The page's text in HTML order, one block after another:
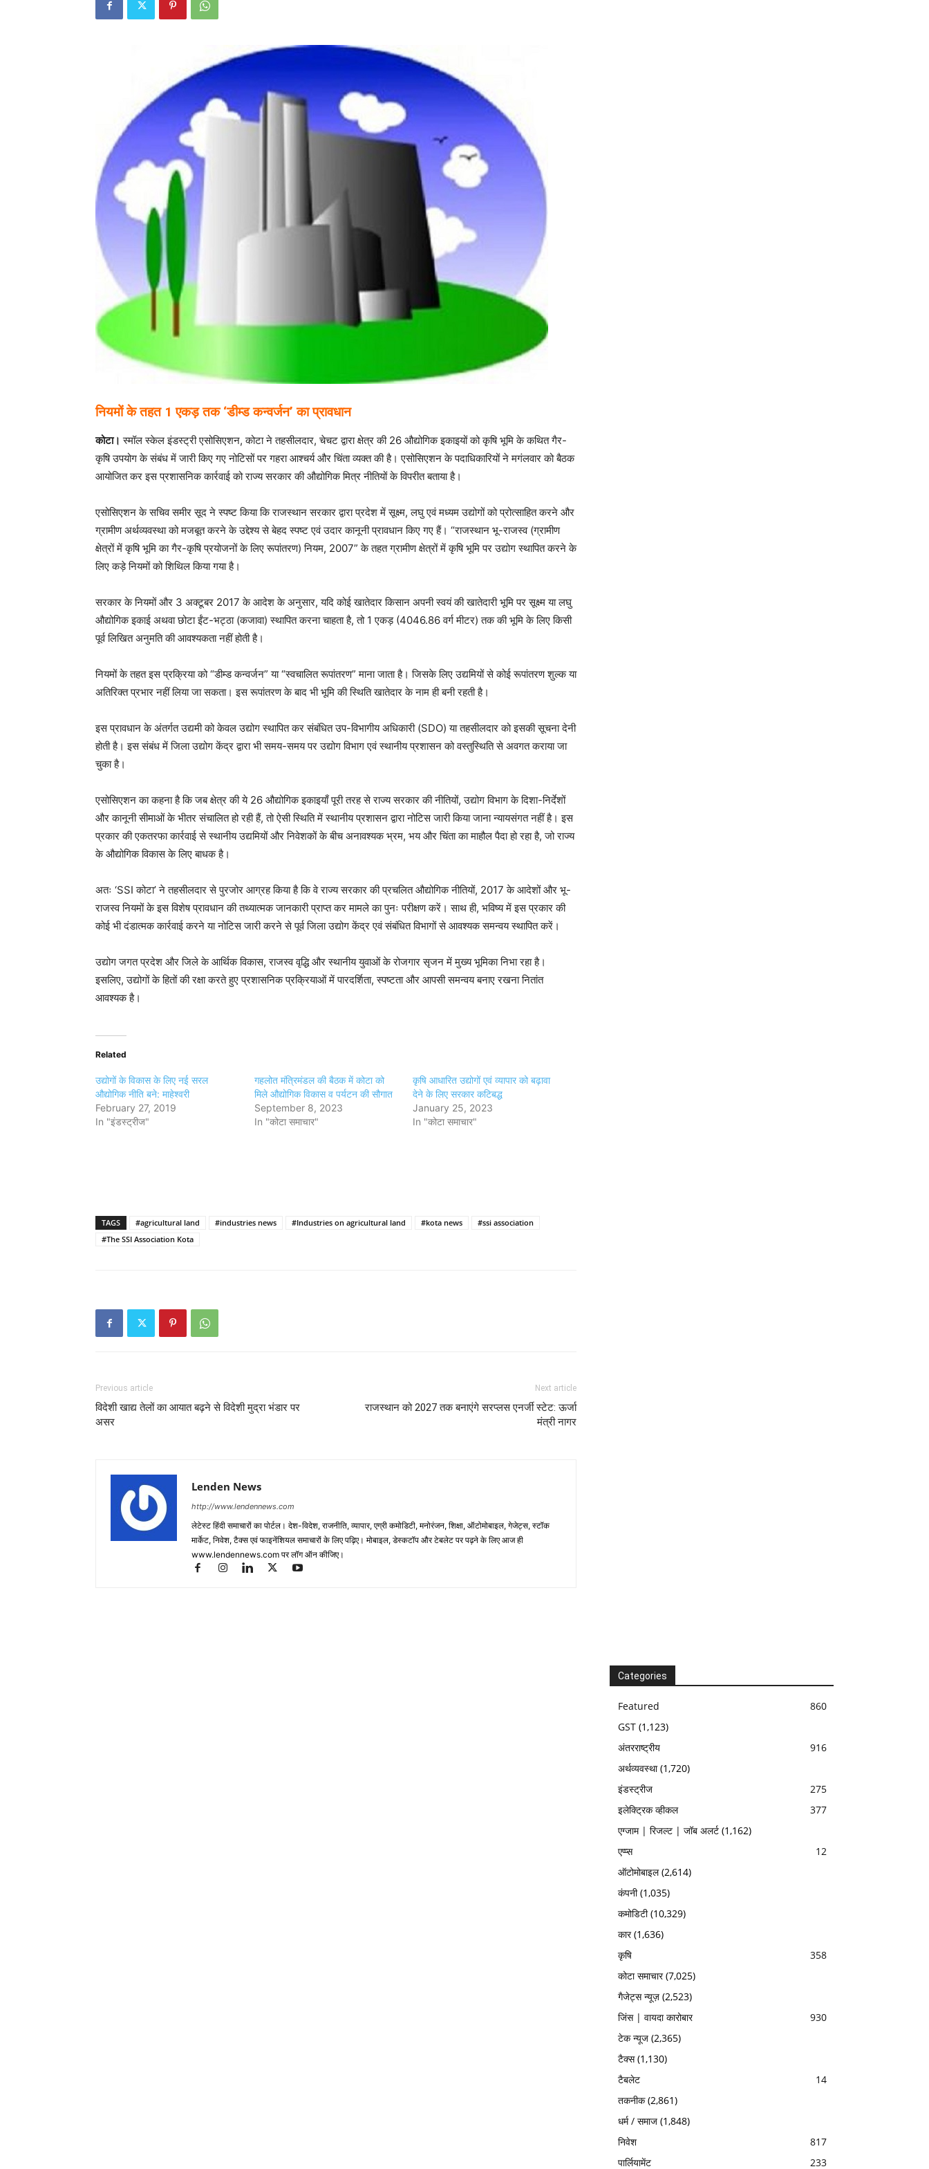
​नियमों के तहत 1 एकड़ तक ‘डीम्ड कन्वर्जन’ का प्रावधान
कोटा। स्मॉल स्केल इंडस्ट्री एसोसिएशन, कोटा ने तहसीलदार, चेचट द्वारा क्षेत्र की 26 औद्योगिक इकाइयों को कृषि भूमि के कथित गैर-
कृषि उपयोग के संबंध में जारी किए गए नोटिसों पर गहरा आश्चर्य और चिंता व्यक्त की है। एसोसिएशन के पदाधिकारियों ने मगंलवार को बैठक
आयोजित कर इस प्रशासनिक कार्रवाई को राज्य सरकार की औद्योगिक मित्र नीतियों के विपरीत बताया है।
एसोसिएशन के सचिव समीर सूद ने स्पष्ट किया कि राजस्थान सरकार द्वारा प्रदेश में सूक्ष्म, लघु एवं मध्यम उद्योगों को प्रोत्साहित करने और
ग्रामीण अर्थव्यवस्था को मजबूत करने के उद्देश्य से बेहद स्पष्ट एवं उदार कानूनी प्रावधान किए गए हैं। “राजस्थान भू-राजस्व (ग्रामीण
क्षेत्रों में कृषि भूमि का गैर-कृषि प्रयोजनों के लिए रूपांतरण) नियम, 2007” के तहत ग्रामीण क्षेत्रों में कृषि भूमि पर उद्योग स्थापित करने के
लिए कड़े नियमों को शिथिल किया गया है।
सरकार के नियमों और 3 अक्टूबर 2017 के आदेश के अनुसार, यदि कोई खातेदार किसान अपनी स्वयं की खातेदारी भूमि पर सूक्ष्म या लघु
औद्योगिक इकाई अथवा छोटा ईंट-भट्ठा (कजावा) स्थापित करना चाहता है, तो 1 एकड़ (4046.86 वर्ग मीटर) तक की भूमि के लिए किसी
पूर्व लिखित अनुमति की आवश्यकता नहीं होती है।
नियमों के तहत इस प्रक्रिया को “डीम्ड कन्वर्जन” या “स्वचालित रूपांतरण” माना जाता है। जिसके लिए उद्यमियों से कोई रूपांतरण शुल्क या
अतिरिक्त प्रभार नहीं लिया जा सकता। इस रूपांतरण के बाद भी भूमि की स्थिति खातेदार के नाम ही बनी रहती है।
इस प्रावधान के अंतर्गत उद्यमी को केवल उद्योग स्थापित कर संबंधित उप-विभागीय अधिकारी (SDO) या तहसीलदार को इसकी सूचना देनी
होती है। इस संबंध में जिला उद्योग केंद्र द्वारा भी समय-समय पर उद्योग विभाग एवं स्थानीय प्रशासन को वस्तुस्थिति से अवगत कराया जा
चुका है।
एसोसिएशन का कहना है कि जब क्षेत्र की ये 26 औद्योगिक इकाइयाँ पूरी तरह से राज्य सरकार की नीतियों, उद्योग विभाग के दिशा-निर्देशों
और कानूनी सीमाओं के भीतर संचालित हो रही हैं, तो ऐसी स्थिति में स्थानीय प्रशासन द्वारा नोटिस जारी किया जाना न्यायसंगत नहीं है। इस
प्रकार की एकतरफा कार्रवाई से स्थानीय उद्यमियों और निवेशकों के बीच अनावश्यक भ्रम, भय और चिंता का माहौल पैदा हो रहा है, जो राज्य
के औद्योगिक विकास के लिए बाधक है।
अतः ‘SSI कोटा’ ने तहसीलदार से पुरजोर आग्रह किया है कि वे राज्य सरकार की प्रचलित औद्योगिक नीतियों, 2017 के आदेशों और भू-
राजस्व नियमों के इस विशेष प्रावधान की तथ्यात्मक जानकारी प्राप्त कर मामले का पुनः परीक्षण करें। साथ ही, भविष्य में इस प्रकार की
कोई भी दंडात्मक कार्रवाई करने या नोटिस जारी करने से पूर्व जिला उद्योग केंद्र एवं संबंधित विभागों से आवश्यक समन्वय स्थापित करें।
उद्योग जगत प्रदेश और जिले के आर्थिक विकास, राजस्व वृद्धि और स्थानीय युवाओं के रोजगार सृजन में मुख्य भूमिका निभा रहा है।
इसलिए, उद्योगों के हितों की रक्षा करते हुए प्रशासनिक प्रक्रियाओं में पारदर्शिता, स्पष्टता और आपसी समन्वय बनाए रखना नितांत
आवश्यक है।
Related
उद्योगों के विकास के लिए नई सरल
औद्योगिक नीति बने: माहेश्वरी
February 27, 2019
In "इंडस्ट्रीज"
गहलोत मंत्रिमंडल की बैठक में कोटा को
मिले औद्योगिक विकास व पर्यटन की सौगात
September 8, 2023
In "कोटा समाचार"
कृषि आधारित उद्योगों एवं व्यापार को बढ़ावा
देने के लिए सरकार कटिबद्ध
January 25, 2023
In "कोटा समाचार"
TAGS #agricultural land #industries news #Industries on agricultural land #kota news
#ssi association
#The SSI Association Kota
Previous article
विदेशी खाद्य तेलों का आयात बढ़ने से विदेशी मुद्रा भंडार पर
असर
Next article
राजस्थान को 2027 तक बनाएंगे सरप्लस एनर्जी स्टेट: ऊर्जा
मंत्री नागर
Lenden News
http://www.lendennews.com
लेटेस्ट हिंदी समाचारों का पोर्टल। देश-विदेश, राजनीति, व्यापार, एग्री कमोडिटी, मनोरंजन, शिक्षा, ऑटोमोबाइल, गेजेट्स, स्टॉक
मार्केट, निवेश, टैक्स एवं फाइनेंशियल समाचारों के लिए पढ़िए। मोबाइल, डेस्कटॉप और टेबलेट पर पढ़ने के लिए आज ही
www.lendennews.com पर लॉग ऑन कीजिए।
Categories
Featured
860
GST (1,123)
अंतरराष्ट्रीय
916
अर्थव्यवस्था(1,720)
इंडस्ट्रीज
275
इलेक्ट्रिक व्हीकल
377
एग्जाम | रिजल्ट | जॉब अलर्ट (1,162)
एप्प्स
12
ऑटोमोबाइल(2,614)
कंपनी(1,035)
कमोडिटी(10,329)
कार(1,636)
कृषि
358
कोटा समाचार(7,025)
गैजेट्स न्यूज़ (2,523)
जिंस | वायदा कारोबार
930
टेक न्यूज (2,365)
टैक्स(1,130)
टैबलेट
14
तकनीक(2,861)
धर्म / समाज (1,848)
निवेश
817
पार्लियामेंट
233